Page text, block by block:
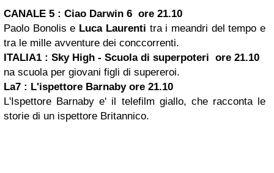
CANALE 5 : Ciao Darwin 6 ore 21.10
Paolo Bonolis e Luca Laurenti tra i meandri del tempo e
tra le mille avventure dei conccorrenti.
ITALIA1 : SkyHigh - Scuola di superpoteri ore 21.10
na scuola per giovani figli di supereroi.
La7 : L'ispettore Barnaby ore 21.10
L'Ispettore Barnaby e' il telefilm giallo, che racconta le
storie di un ispettore Britannico.